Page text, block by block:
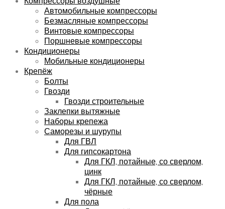
Автомобильные компрессоры
Безмасляные компрессоры
Винтовые компрессоры
Поршневые компрессоры
Кондиционеры
Мобильные кондиционеры
Крепёж
Болты
Гвозди
Гвозди строительные
Заклепки вытяжные
Наборы крепежа
Саморезы и шурупы
Для ГВЛ
Для гипсокартона
Для ГКЛ, потайные, со сверлом,
цинк
Для ГКЛ, потайные, со сверлом,
чёрные
Для пола